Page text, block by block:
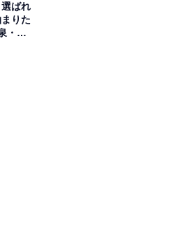
街並みの夜景を堪能でき、1階に
」や「かまくらサウナ」も備えま
ばれ
りた
・遠